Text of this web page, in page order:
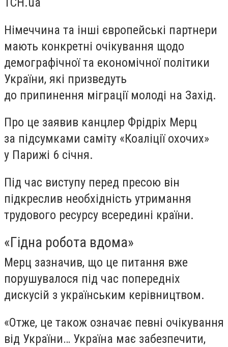
Німеччина та інші європейські партнери
мають конкретні очікування щодо
демографічної та економічної політики
України, які призведуть
до припинення міграції молоді на Захід.
Про це заявив канцлер Фрідріх Мерц
за підсумками саміту «Коаліції охочих»
у Парижі 6 січня.
Під час виступу перед пресою він
підкреслив необхідність утримання
трудового ресурсу всередині країни.
«Гідна робота вдома»
Мерц зазначив, що це питання вже
порушувалося під час попередніх
дискусій з українським керівництвом.
«Отже, це також означає певні очікування
від України… Україна має забезпечити,